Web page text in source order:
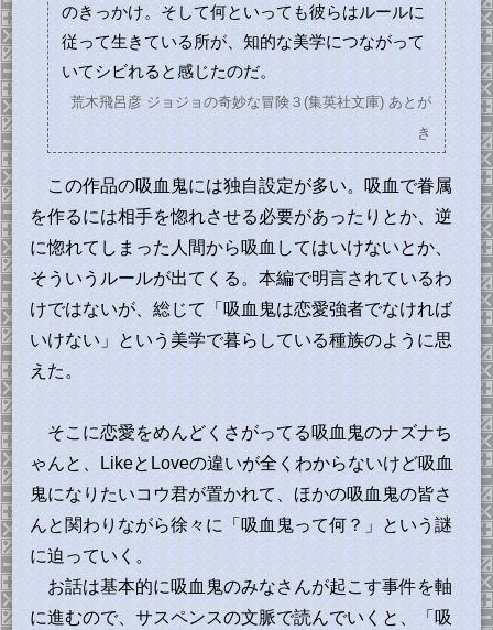
のきっかけ。そして何といっても彼らはルールに
従って生きている所が、知的な美学につながって
いてシビれると感じたのだ。
荒木飛呂彦 ジョジョの奇妙な冒険３(集英社文庫) あとが
き
この作品の吸血鬼には独自設定が多い。吸血で眷属
を作るには相手を惚れさせる必要があったりとか、逆
に惚れてしまった人間から吸血してはいけないとか、
そういうルールが出てくる。本編で明言されているわ
けではないが、総じて「吸血鬼は恋愛強者でなければ
いけない」という美学で暮らしている種族のように思
えた。
そこに恋愛をめんどくさがってる吸血鬼のナズナち
ゃんと、LikeとLoveの違いが全くわからないけど吸血
鬼になりたいコウ君が置かれて、ほかの吸血鬼の皆さ
んと関わりながら徐々に「吸血鬼って何？」という謎
に迫っていく。
お話は基本的に吸血鬼のみなさんが起こす事件を軸
に進むので、サスペンスの文脈で読んでいくと、「吸